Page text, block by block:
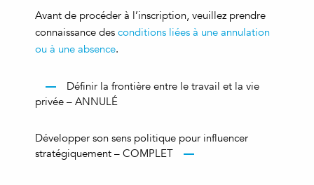
Avant de procéder à l’inscription, veuillez prendre
connaissance des conditions liées à une annulation
ou à une absence.
Définir la frontière entre le travail et la vie
privée – ANNULÉ
Développer son sens politique pour influencer
stratégiquement – COMPLET